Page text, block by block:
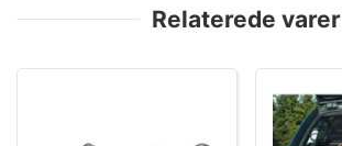
Relaterede varer